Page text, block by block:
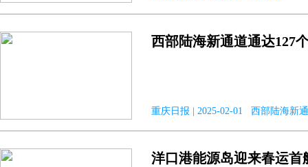
西部陆海新通道通达127
重庆日报 | 2025-02-01 西部陆海新
洋口港能源岛迎来春运首